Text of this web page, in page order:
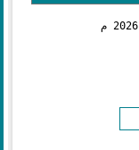
2026 م